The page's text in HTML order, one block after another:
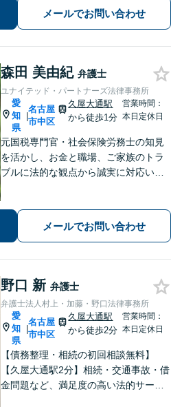
備から親身にサポート【他士業と連
携】
メールでお問い合わせ
森田 美由紀 弁護士
ユナイテッド・パートナーズ法律事務所
愛
知
県
|
名古屋
市中区
久屋大通駅
から徒歩1分
営業時間：
本日定休日
元国税専門官・社会保険労務士の知見
を活かし、お金と職場、ご家族のトラ
ブルに法的な観点から誠実に対応いた
らのご相談可
メールでお問い合わせ
野口 新 弁護士
弁護士法人村上・加藤・野口法律事務所
愛
知
県
|
名古屋
市中区
久屋大通駅
から徒歩2分
営業時間：
本日定休日
【債務整理・相続の初回相談無料】
【久屋大通駅2分】相続・交通事故・借
金問題など、満足度の高い法的サービ